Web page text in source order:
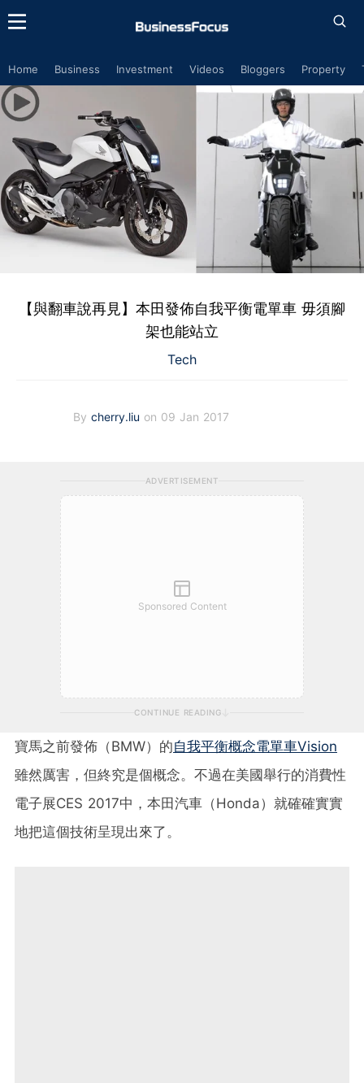
Home Business Investment Videos Bloggers Property
【與翻車說再見】本田發佈自我平衡電單車 毋須腳
架也能站立
Tech
By cherry.liu on 09 Jan 2017
ADVERTISEMENT
Sponsored Content
CONTINUE READING
寶馬之前發佈（BMW）的自我平衡概念電單車Vision
雖然厲害，但終究是個概念。不過在美國舉行的消費性
電子展CES 2017中，本田汽車（Honda）就確確實實
地把這個技術呈現出來了。